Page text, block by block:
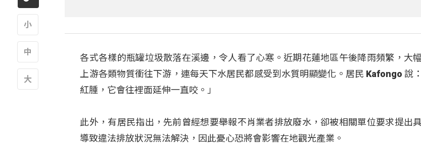
各式各樣的瓶罐垃圾散落在溪邊，令人看了心寒。近期花蓮地區午後降雨頻繁，大
上游各類物質衝往下游，連每天下水居民都感受到水質明顯變化。居民 Kafongo 說
紅腫，它會往裡面延伸一直咬。」
此外，有居民指出，先前曾經想要舉報不肖業者排放廢水，卻被相關單位要求提出
導致違法排放狀況無法解決，因此憂心恐將會影響在地觀光產業。